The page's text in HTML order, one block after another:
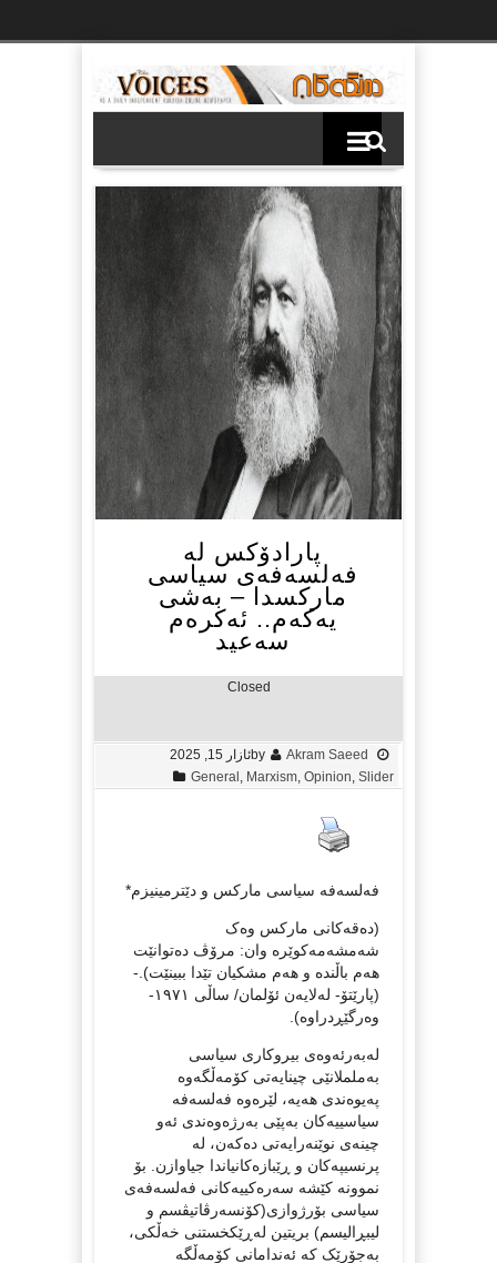
پارادۆکس لە
فەلسەفەی سیاسی
مارکسدا – بەشی
یەکەم.. ئەکرەم
سەعید
Closed
by Akram Saeed
ئازار 15, 2025
General Marxism Opinion Slider
فەلسەفە سیاسی مارکس و دێترمینیزم*
(دەقەکانی مارکس وەک
شەمشەمەکوێرە وان: مرۆڤ دەتوانێت
هەم باڵندە و هەم مشکیان تێدا ببینێت).-
(پارێتۆ- لەلایەن ئۆلمان/ ساڵی ۱۹۷۱-
وەرگێڕدراوە).
لەبەرئەوەی بیروکاری سیاسی
بەململانێی چینایەتی کۆمەڵگەوە
پەیوەندی هەیە، لێرەوە فەلسەفە
سیاسییەکان بەپێی بەرژەوەندی ئەو
چینەی نوێنەرایەتی دەکەن، لە
پرنسیپەکان و ڕێبازەکانیاندا جیاوازن. بۆ
نموونە کێشە سەرەکییەکانی فەلسەفەی
سیاسی بۆرژوازی(کۆنسەرڤاتیڤسم و
لیبڕالیسم) بریتین لەڕێکخستنی خەڵکی،
بەجۆرێک کە ئەندامانی کۆمەڵگە